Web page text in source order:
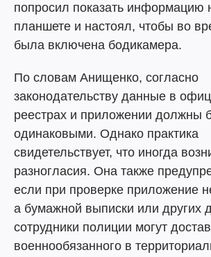
попросил показать информацию
планшете и настоял, чтобы во
была включена бодикамера.
По словам Анищенко, согласно
законодательству данные в
реестрах и приложении должны
одинаковыми. Однако практика
свидетельствует, что иногда
разногласия. Она также
если при проверке приложение
а бумажной выписки или других
сотрудники полиции могут
военнообязанного в